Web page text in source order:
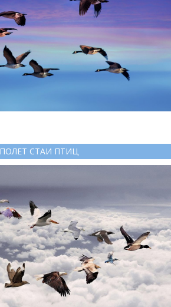
ПОЛЕТ СТАИ ПТИЦ